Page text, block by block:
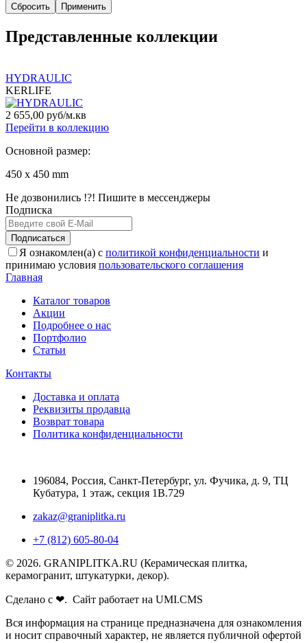
Сбросить Применить
Представленные коллекции
HYDRAULIC
KERLIFE
2 655,00 руб/м.кв
Перейти в коллекцию
Основной размер:
450 x 450 mm
Не дозвонились !?! Пишите в мессенджеры
Подписка
Подписаться
Я ознакомлен(а) с политикой конфиденциальности и
принимаю условия пользовательского соглашения
Главная
Каталог товаров
Акции
Подробнее о нас
Портфолио
Статьи
Контакты
Доставка и оплата
Реквизиты продавца
Возврат товара
Политика конфиденциальности
196084, Россия, Санкт-Петербург, ул. Фучика, д. 9, ТЦ
Кубатура, 1 этаж, секция 1В.729
zakaz@graniplitka.ru
+7 (812) 605-80-04
© 2026. GRANIPLITKA.RU (Керамическая плитка,
керамогранит, штукатурки, декор).
Сделано с ❤. Сайт работает на UMI.CMS
Вся информация на странице предназначена для ознакомления
и носит справочный характер, не является публичной офертой